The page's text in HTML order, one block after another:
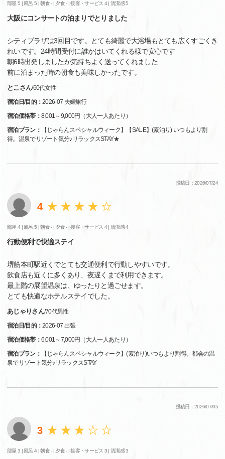
部屋 5 | 風呂 5 |朝食 - | 夕食 - |接客・サービス 4 |清潔感 5
大阪にコンサートの泊まりでとりました
シティプラザは3回目です。とても綺麗で大浴場もとても広くすごくき
れいです。24時間受付に誰かはいてくれる様で安心です
朝6時出発しましたが気持ちよく送ってくれました
前に泊まった時の朝食も美味しかったです。
とこさん/60代女性
宿泊日/目的：2026-07 夫婦旅行
宿泊価格帯： 8,001～9,000円（大人一人あたり）
宿泊プラン：
【じゃらんスペシャルウィーク】【SALE】(素泊り) いつもより割
得。温泉でリゾート気分♪リラックスSTAY★
投稿日：2026/07/24
4
部屋 4 | 風呂 5 |朝食 - | 夕食 - |接客・サービス 4 |清潔感 4
行動便利で快適ステイ
堺筋本町駅近くでとても交通便利で行動しやすいです。
飲食店も近くに多くあり、夜遅くまで利用できます。
最上階の展望温泉は、ゆったりと過ごせます。
とても快適なホテルステイでした。
あじゃりさん/70代男性
宿泊日/目的：2026-07 出張
宿泊価格帯： 6,001～7,000円（大人一人あたり）
宿泊プラン：
【じゃらんスペシャルウィーク】(素泊り)いつもより割得。都会の温
泉でリゾート気分♪リラックスSTAY
投稿日：2026/07/05
3
部屋 3 | 風呂 4 |朝食 - | 夕食 - |接客・サービス 3 |清潔感 3